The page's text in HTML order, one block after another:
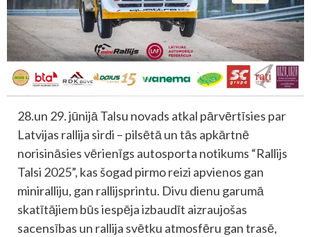
28.un 29. jūnijā Talsu novads atkal pārvērtīsies par
Latvijas rallija sirdi – pilsētā un tās apkārtnē
norisināsies vērienīgs autosporta notikums “Rallijs
Talsi 2025”, kas šogad pirmo reizi apvienos gan
miniralliju, gan rallijsprintu. Divu dienu garumā
skatītājiem būs iespēja izbaudīt aizraujošas
sacensības un rallija svētku atmosfēru gan trasē,